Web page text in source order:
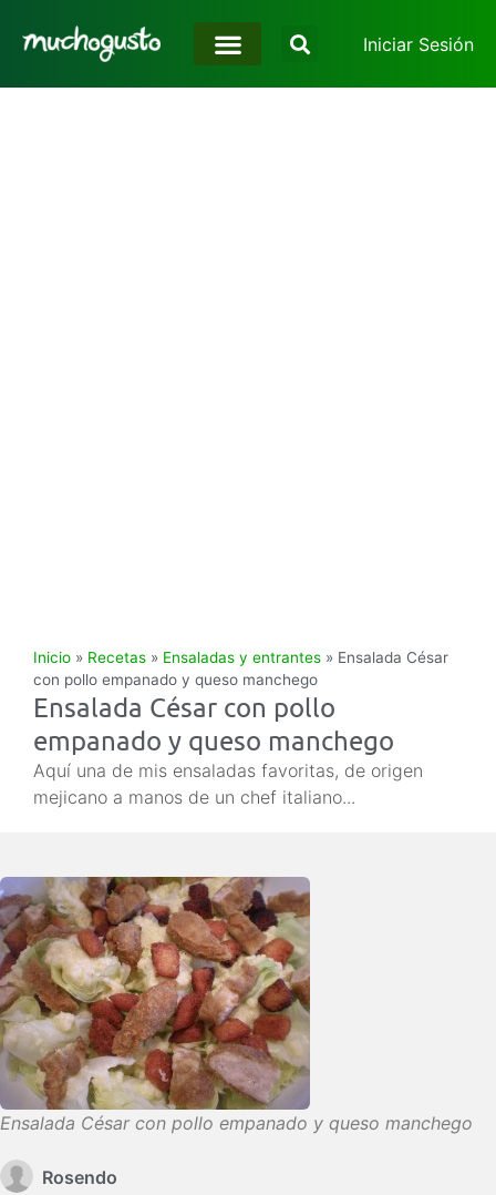
Iniciar Sesión
Inicio » Recetas » Ensaladas y entrantes » Ensalada César
con pollo empanado y queso manchego
Ensalada César con pollo
empanado y queso manchego
Aquí una de mis ensaladas favoritas, de origen
mejicano a manos de un chef italiano...
Ensalada César con pollo empanado y queso manchego
Rosendo